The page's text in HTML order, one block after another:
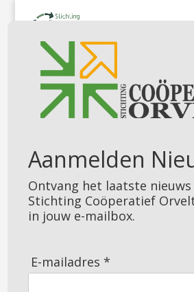
ORVELTE
Stel je voor: een donkere
Aanmelden
Ontvang het laatste nieuws
Stichting Coöperatief
in jouw e-mailbox.
E-mailadres *